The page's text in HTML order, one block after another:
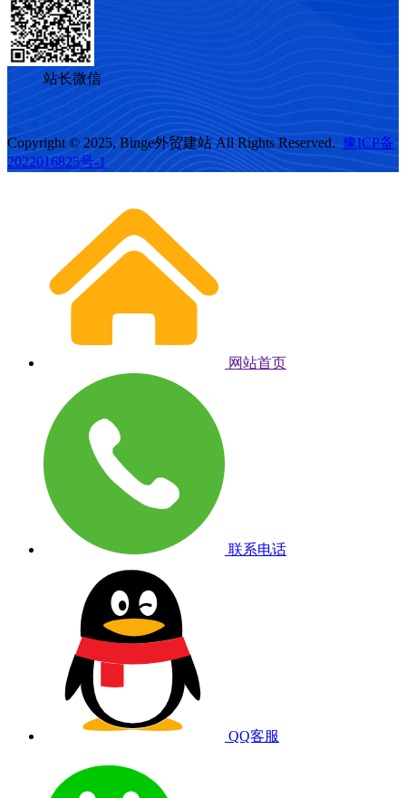
站长微信
Copyright © 2025, Binge外贸建站 All Rights Reserved. 豫ICP备
2022016825号-1
网站首页
联系电话
QQ客服